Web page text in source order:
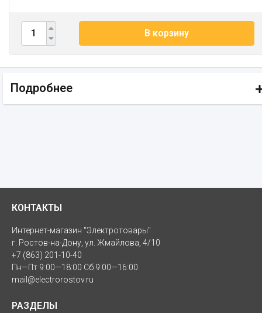
В корзину
Подробнее
КОНТАКТЫ
Интернет-магазин "Электротовары"
г. Ростов-на-Дону, ул. Жмайлова, 4/10
+7 (863) 201-10-40
Пн—Пт 9:00—18:00 Сб 9:00—16:00
mail@electrorostov.ru
РАЗДЕЛЫ